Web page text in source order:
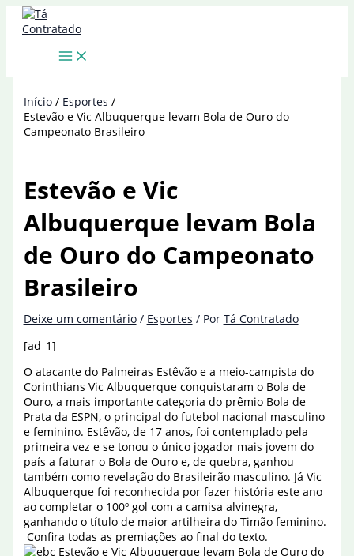
para
Início
Esportes
Estevão e Vic Albuquerque levam Bola de Ouro do
Campeonato Brasileiro
Estevão e Vic
Albuquerque levam Bola
de Ouro do Campeonato
Brasileiro
Deixe um comentário / Esportes / Por Tá Contratado
[ad_1]
O atacante do Palmeiras Estêvão e a meio-campista do
Corinthians Vic Albuquerque conquistaram o Bola de
Ouro, a mais importante categoria do prêmio Bola de
Prata da ESPN, o principal do futebol nacional masculino
e feminino. Estêvão, de 17 anos, foi contemplado pela
primeira vez e se tonou o único jogador mais jovem do
país a faturar o Bola de Ouro e, de quebra, ganhou
também como revelação do Brasileirão masculino. Já Vic
Albuquerque foi reconhecida por fazer história este ano
ao completar o 100º gol com a camisa alvinegra,
ganhando o título de maior artilheira do Timão feminino.
Confira todas as premiações ao final do texto.